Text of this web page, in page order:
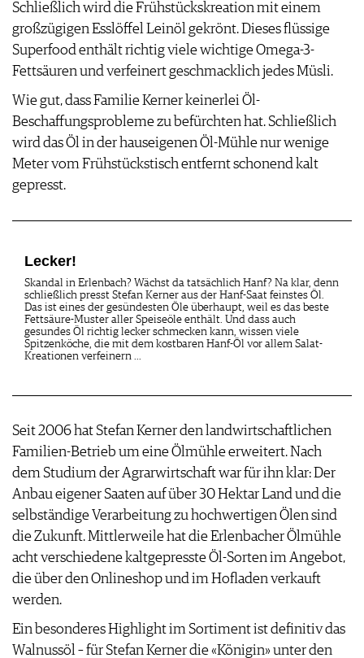
Schließlich wird die Frühstückskreation mit einem
großzügigen Esslöffel Leinöl gekrönt. Dieses flüssige
Superfood enthält richtig viele wichtige Omega-3-
Fettsäuren und verfeinert geschmacklich jedes Müsli.
Wie gut, dass Familie Kerner keinerlei Öl-
Beschaffungsprobleme zu befürchten hat. Schließlich
wird das Öl in der hauseigenen Öl-Mühle nur wenige
Meter vom Frühstückstisch entfernt schonend kalt
gepresst.
Lecker!
Skandal in Erlenbach? Wächst da tatsächlich Hanf? Na klar, denn
schließlich presst Stefan Kerner aus der Hanf-Saat feinstes Öl.
Das ist eines der gesündesten Öle überhaupt, weil es das beste
Fettsäure-Muster aller Speiseöle enthält. Und dass auch
gesundes Öl richtig lecker schmecken kann, wissen viele
Spitzenköche, die mit dem kostbaren Hanf-Öl vor allem Salat-
Kreationen verfeinern ...
Seit 2006 hat Stefan Kerner den landwirtschaftlichen
Familien-Betrieb um eine Ölmühle erweitert. Nach
dem Studium der Agrarwirtschaft war für ihn klar: Der
Anbau eigener Saaten auf über 30 Hektar Land und die
selbständige Verarbeitung zu hochwertigen Ölen sind
die Zukunft. Mittlerweile hat die Erlenbacher Ölmühle
acht verschiedene kaltgepresste Öl-Sorten im Angebot,
die über den Onlineshop und im Hofladen verkauft
werden.
Ein besonderes Highlight im Sortiment ist definitiv das
Walnussöl – für Stefan Kerner die «Königin» unter den